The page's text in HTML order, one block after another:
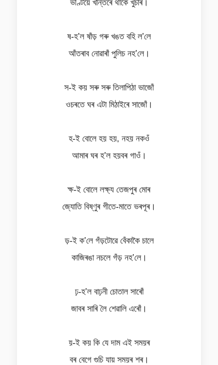
ভণ্টিয়ে খন্তিৰে থাকে খুচৰি।
ষ-হʼল ষাঁড় গৰু খঙত বহি লʼলে
আঁতৰাব নোৱাৰাঁ পুলিচ নহʼলে।
স-ই কয় সৰু সৰু তিলাপিঠা ভাজোঁ
ওচৰতে ঘৰ এটা মিঠাইৰে সাজোঁ।
হ-ই বোলে হয় হয়, নহয় নকওঁ
আমাৰ ঘৰ হʼল হয়বৰ গাওঁ।
ক্ষ-ই বোলে লক্ষ্য তেজপুৰ মোৰ
জ্যোতি বিষ্ণুৰ গীতে-মাতে ভৰপূৰ।
ড়-ই কʼলে গঁড়টোৱে বেঁকাকৈ চালে
কাজিৰঙা নচলে গঁড় নহʼলে।
ঢ়-হʼল বাঢ়নী চোতাল সাৰোঁ
জাবৰ সাৰি লৈ শেৱালি এৰোঁ।
য়-ই কয় কি যে দাম এই সময়ৰ
বৰ বেগে গুচি যায় সময়ৰ শৰ।